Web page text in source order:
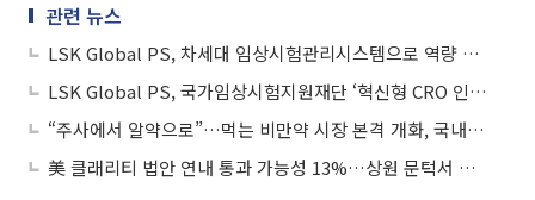
관련 뉴스
LSK Global PS, 차세대 임상시험관리시스템으로 역량 강화
LSK Global PS, 국가임상시험지원재단 ‘혁신형 CRO 인증’ 획득
“주사에서 알약으로”…먹는 비만약 시장 본격 개화, 국내 개발 현황은
美 클래리티 법안 연내 통과 가능성 13%…상원 문턱서 제동